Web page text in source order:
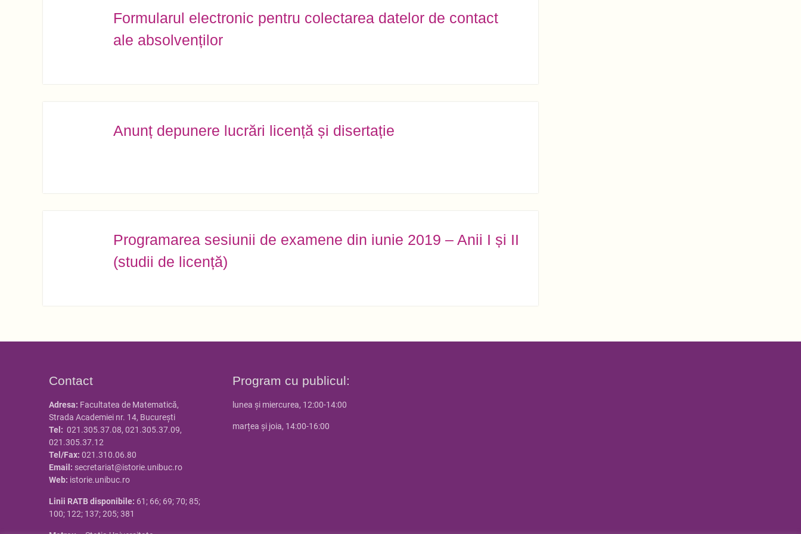
Formularul electronic pentru colectarea datelor de contact
ale absolvenților
Anunț depunere lucrări licență și disertație
Programarea sesiunii de examene din iunie 2019 – Anii I și II
(studii de licență)
Contact
Adresa: Facultatea de Matematică,
Strada Academiei nr. 14, Bucureşti
Tel: 021.305.37.08, 021.305.37.09,
021.305.37.12
Tel/Fax: 021.310.06.80
Email: secretariat@istorie.unibuc.ro
Web: istorie.unibuc.ro
Linii RATB disponibile: 61; 66; 69; 70; 85;
100; 122; 137; 205; 381
Program cu publicul:
lunea și miercurea, 12:00-14:00
marțea și joia, 14:00-16:00